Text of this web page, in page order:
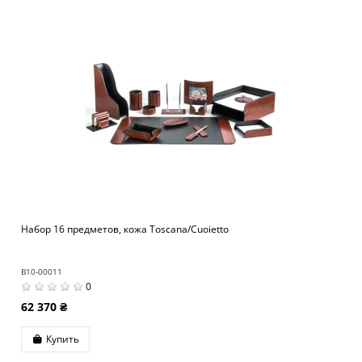
Набор 16 предметов, кожа Toscana/Cuoietto
B10-00011
0
62 370 ₴
Купить